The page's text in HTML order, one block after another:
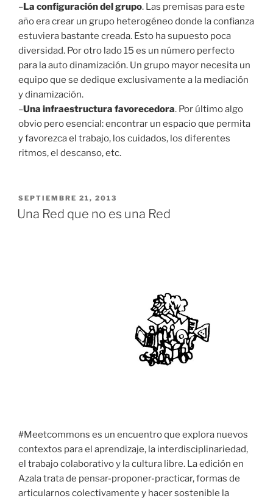
– La configuración del grupo. Las premisas para este
año era crear un grupo heterogéneo donde la confianza
estuviera bastante creada. Esto ha supuesto poca
diversidad. Por otro lado 15 es un número perfecto
para la auto dinamización. Un grupo mayor necesita un
equipo que se dedique exclusivamente a la mediación
y dinamización.
–Una infraestructura favorecedora. Por último algo
obvio pero esencial: encontrar un espacio que permita
y favorezca el trabajo, los cuidados, los diferentes
ritmos, el descanso, etc.
PUBLICADO
EL
SEPTIEMBRE 21, 2013
Una Red que no es una Red
#Meetcommons es un encuentro que explora nuevos
contextos para el aprendizaje, la interdisciplinariedad,
el trabajo colaborativo y la cultura libre. La edición en
Azala trata de pensar-proponer-practicar, formas de
articularnos colectivamente y hacer sostenible la